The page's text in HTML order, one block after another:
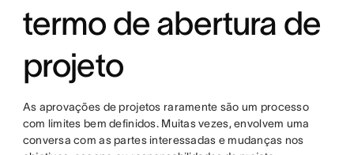
termo de abertura de
projeto
As aprovações de projetos raramente são um processo
com limites bem definidos. Muitas vezes, envolvem uma
conversa com as partes interessadas e mudanças nos